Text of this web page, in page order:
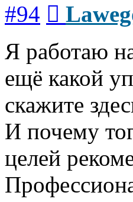
#94
Я работаю
ещё какой
скажите
И почему
целей